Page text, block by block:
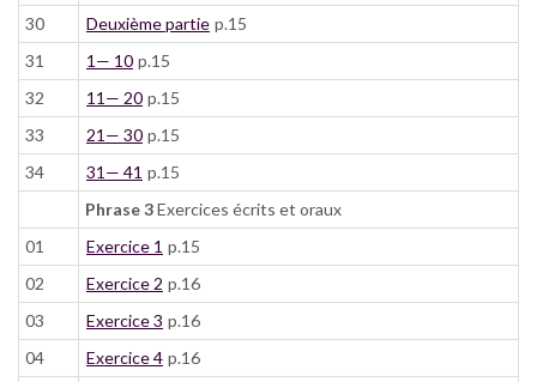
30
Deuxième partie p.15
31
1— 10 p.15
32
11— 20 p.15
33
21— 30 p.15
34
31— 41 p.15
Phrase 3Exercices écrits et oraux
01
Exercice 1 p.15
02
Exercice 2 p.16
03
Exercice 3 p.16
04
Exercice 4 p.16